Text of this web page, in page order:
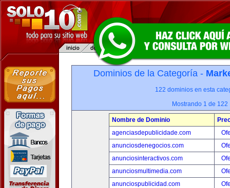
Dominios de la Categoría -
122 dominios en esta
Mostrando 1 de 122
Nombre de Dominio
agenciasdepublicidade.com
anunciosdenegocios.com
anunciosinteractivos.com
anunciosmultimedia.com
anunciospublicidad.com